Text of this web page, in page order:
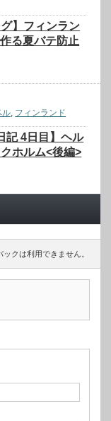
グ】フィンラン
る夏バテ防止
ル フィンランド
記 4日目】ヘル
ホルム<後編>
ックは利用できません。